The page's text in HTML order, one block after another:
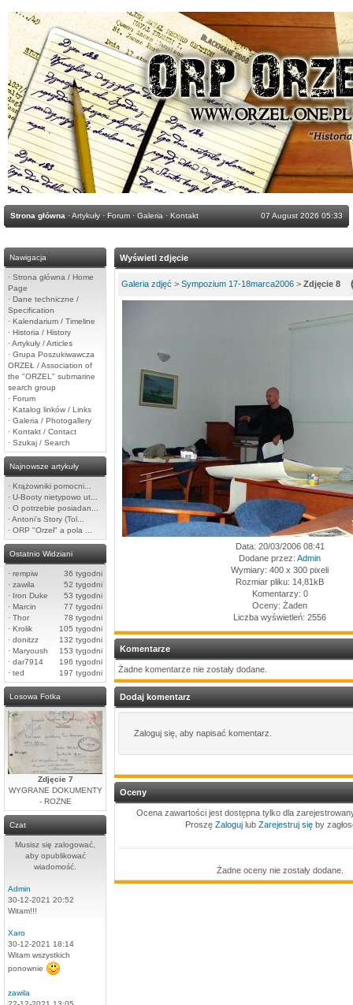
Strona główna ·Artykuły · Forum · Galeria · Kontakt 07 August 2026 05:33
Nawigacja
· Strona główna / Home
Page
· Dane techniczne /
Specification
· Kalendarium / Timeline
· Historia / History
·Artykuły / Articles
· Grupa Poszukiwawcza
ORZEŁ / Association of
the "ORZEL" submarine
search group
· Forum
· Katalog linków / Links
· Galeria / Photogallery
· Kontakt / Contact
· Szukaj / Search
Najnowsze artykuły
· Krążowniki pomocni...
· U-Booty nietypowo ut...
· O potrzebie posiadan...
· Antoni's Story (Tol...
· ORP "Orzeł" a pola ...
Ostatnio Widziani
· rempiw
36 tygodni
· zawila
52 tygodni
· Iron Duke
53 tygodni
· Marcin
77 tygodni
· Thor
78 tygodni
· Krolik
105 tygodni
· donitzz
132 tygodni
· Maryoush
153 tygodni
· dar7914
196 tygodni
· ted 197 tygodni
Losowa Fotka
Zdjęcie 7
WYGRANE DOKUMENTY
- ROŻNE
Czat
Musisz się zalogować,
aby opublikować
wiadomość.
Admin
30-12-2021 20:52
Witam!!!
Xaro
30-12-2021 18:14
Witam wszystkich
ponownie
zawila
Wyświetl zdjęcie
Galeria zdjęć > Sympozium 17-18marca2006 > Zdjęcie 8
Data: 20/03/2006 08:41
Dodane przez: Admin
Wymiary: 400 x 300 pixeli
Rozmiar pliku: 14,81kB
Komentarzy: 0
Oceny: Żaden
Liczba wyświetleń: 2556
Komentarze
Żadne komentarze nie zostały dodane.
Dodaj komentarz
Zaloguj się, aby napisać komentarz.
Oceny
Ocena zawartości jest dostępna tylko dla
Proszę Zalogujlub Zarejestruj sięby
Żadne oceny nie zostały dodane.